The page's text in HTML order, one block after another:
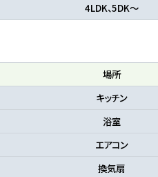
4LDK、5DK～
場所
キッチン
浴室
エアコン
換気扇